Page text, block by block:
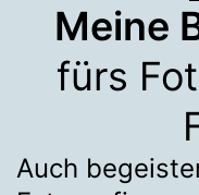
Meine
fürs
Auch